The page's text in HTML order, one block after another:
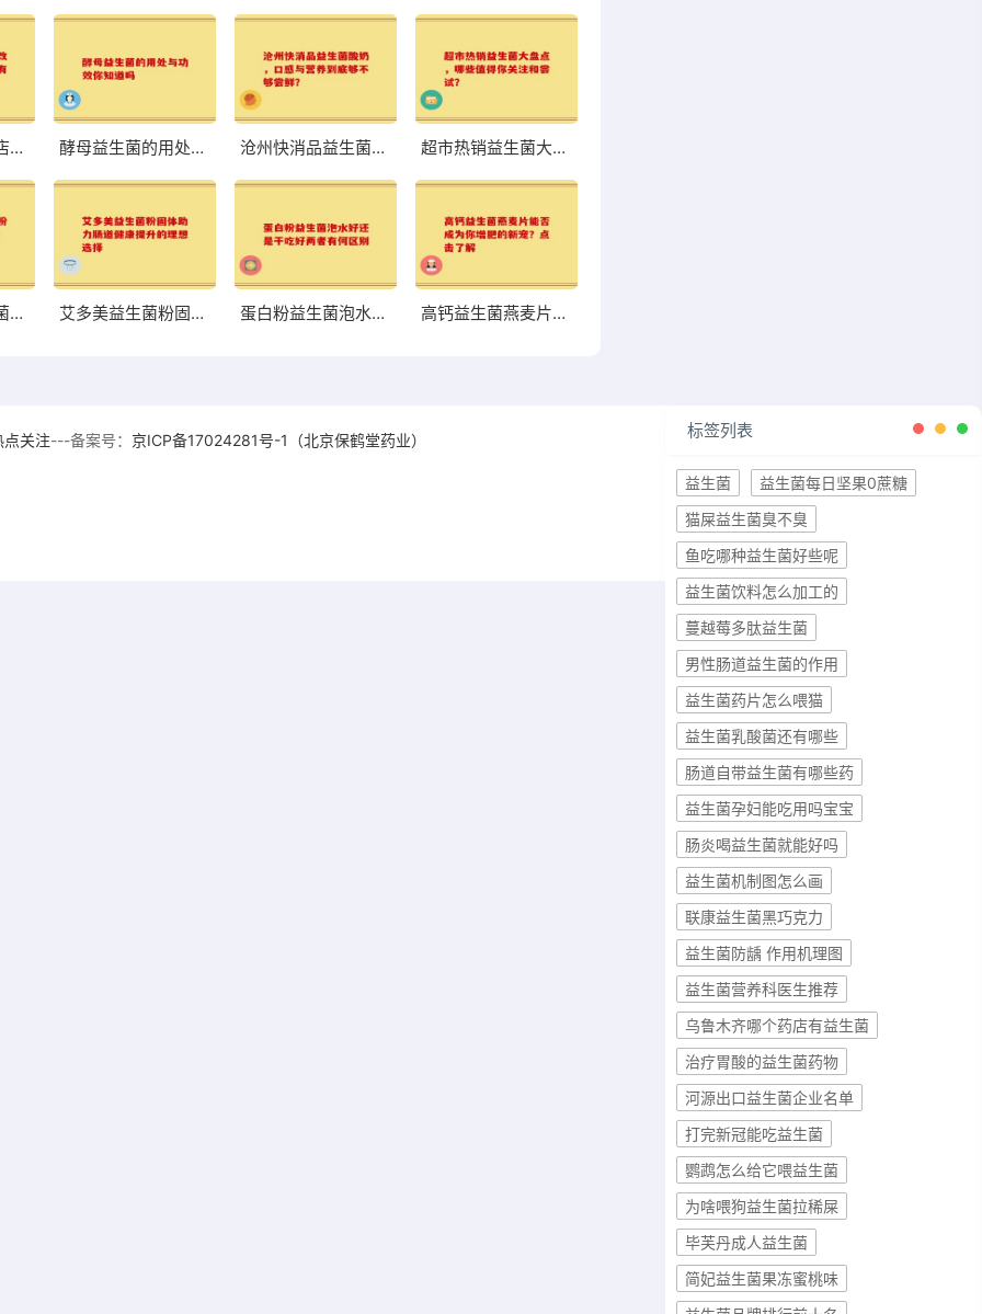
八联益生菌旗舰店：改善肠道，体验前所未有的轻盈与舒适 酵母益生菌的用处与功效你知道吗 沧州快消品益生菌酸奶，口感与营养到底够不够尝鲜？ 超市热销益生菌大盘点，哪些值得你关注和尝试？
荷兰中老年益生菌奶粉高硒 助力中老年健康的优质选择 艾多美益生菌粉固体助力肠道健康提升的理想选择 蛋白粉益生菌泡水好还是干吃好两者有何区别 高钙益生菌燕麦片能否成为你增肥的新宠？点击了解
标签列表
益生菌
益生菌每日坚果0蔗糖
猫屎益生菌臭不臭
鱼吃哪种益生菌好些呢
益生菌饮料怎么加工的
蔓越莓多肽益生菌
男性肠道益生菌的作用
益生菌药片怎么喂猫
益生菌乳酸菌还有哪些
肠道自带益生菌有哪些药
益生菌孕妇能吃用吗宝宝
肠炎喝益生菌就能好吗
益生菌机制图怎么画
联康益生菌黑巧克力
益生菌防龋 作用机理图
益生菌营养科医生推荐
乌鲁木齐哪个药店有益生菌
治疗胃酸的益生菌药物
河源出口益生菌企业名单
打完新冠能吃益生菌
鹦鹉怎么给它喂益生菌
为啥喂狗益生菌拉稀屎
毕芙丹成人益生菌
简妃益生菌果冻蜜桃味
点关注---备案号： 京ICP备17024281号-1（北京保鹤堂药业）